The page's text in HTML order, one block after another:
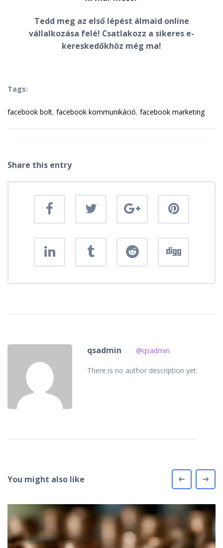
Tedd meg az első lépést álmaid online
vállalkozása felé! Csatlakozz a sikeres e-
kereskedőkhöz még ma!
Tags:
facebook bolt facebook kommunikáció facebook marketing
Share this entry
qsadmin @qsadmin
There is no author description yet.
You might also like